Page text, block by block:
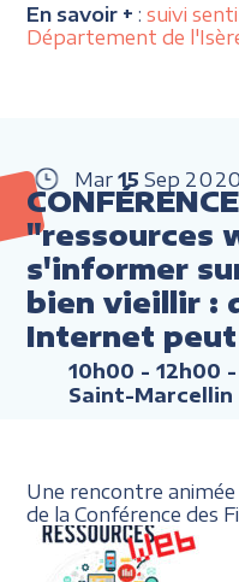
En savoir + : suivi
Département de
Mar 15 Sep 2020
"ressources
s'informer
bien vieillir :
Internet
10h00 - 12h00
Saint-Marcellin
Une rencontre animée
de la Conférence des